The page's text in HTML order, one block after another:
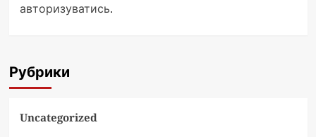
авторизуватись.
Рубрики
Uncategorized